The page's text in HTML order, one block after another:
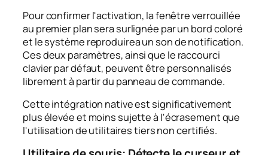
Pour confirmer l'activation, la fenêtre verrouillée
au premier plan sera surlignée par un bord coloré
et le système reproduirea un son de notification.
Ces deux paramètres, ainsi que le raccourci
clavier par défaut, peuvent être personnalisés
librement à partir du panneau de commande.
Cette intégration native est significativement
plus élevée et moins sujette à l'écrasement que
l'utilisation de utilitaires tiers non certifiés.